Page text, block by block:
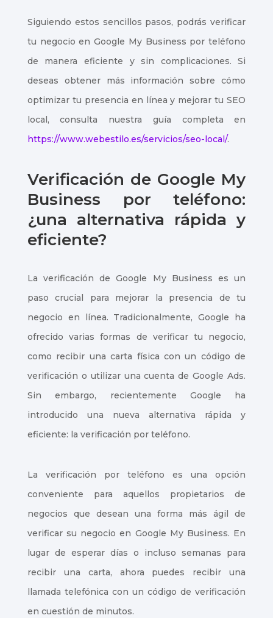
Siguiendo estos sencillos pasos, podrás verificar
tu negocio en Google My Business por teléfono
de manera eficiente y sin complicaciones. Si
deseas obtener más información sobre cómo
optimizar tu presencia en línea y mejorar tu SEO
local, consulta nuestra guía completa en
https://www.webestilo.es/servicios/seo-local/.
Verificación de Google My
Business por teléfono:
¿una alternativa rápida y
eficiente?
La verificación de Google My Business es un
paso crucial para mejorar la presencia de tu
negocio en línea. Tradicionalmente, Google ha
ofrecido varias formas de verificar tu negocio,
como recibir una carta física con un código de
verificación o utilizar una cuenta de Google Ads.
Sin embargo, recientemente Google ha
introducido una nueva alternativa rápida y
eficiente: la verificación por teléfono.
La verificación por teléfono es una opción
conveniente para aquellos propietarios de
negocios que desean una forma más ágil de
verificar su negocio en Google My Business. En
lugar de esperar días o incluso semanas para
recibir una carta, ahora puedes recibir una
llamada telefónica con un código de verificación
en cuestión de minutos.